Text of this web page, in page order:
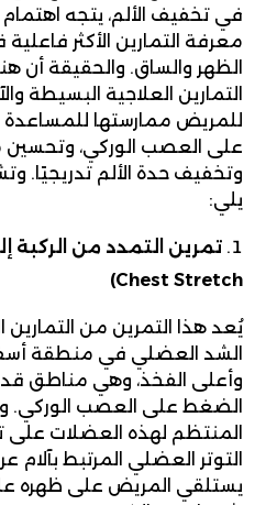
في تخفيف الألم، يتجه
معرفة التمارين الأكثر
الظهر والساق. والحقيقة
التمارين العلاجية البسيطة
للمريض ممارستها
على العصب الوركي، وتحسين
وتخفيف حدة الألم تدريجيًا.
يلي:
تمرين التمدد من الركبة
Chest Stretch)
يُعد هذا التمرين من
الشد العضلي في منطقة
وأعلى الفخذ، وهي مناطق
الضغط على العصب الوركي.
المنتظم لهذه العضلات على
التوتر العضلي المرتبط بآلام
يستلقي المريض على ظهره